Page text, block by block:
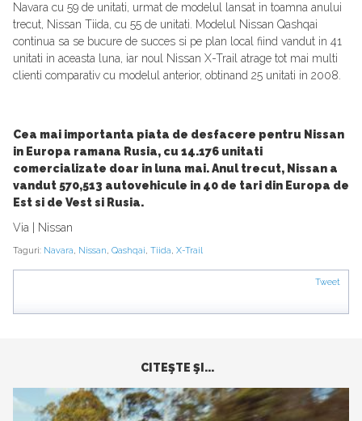
Navara cu 59 de unitati, urmat de modelul lansat in toamna anului
trecut, Nissan Tiida, cu 55 de unitati. Modelul Nissan Qashqai
continua sa se bucure de succes si pe plan local fiind vandut in 41
unitati in aceasta luna, iar noul Nissan X-Trail atrage tot mai multi
clienti comparativ cu modelul anterior, obtinand 25 unitati in 2008.
Cea mai importanta piata de desfacere pentru Nissan
in Europa ramana Rusia, cu 14.176 unitati
comercializate doar in luna mai. Anul trecut, Nissan a
vandut 570,513 autovehicule in 40 de tari din Europa de
Est si de Vest si Rusia.
Via | Nissan
Taguri: Navara, Nissan, Qashqai, Tiida, X-Trail
Tweet
CITEŞTE ŞI...